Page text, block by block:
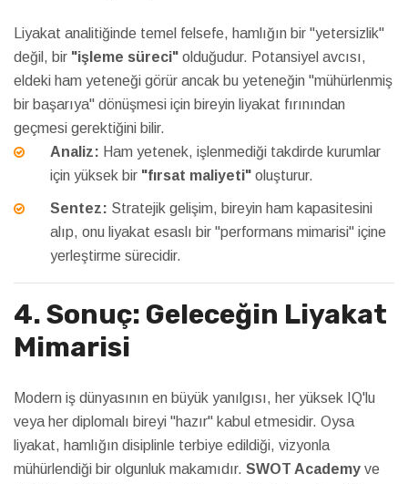
Liyakat analitiğinde temel felsefe, hamlığın bir "yetersizlik"
değil, bir "işleme süreci" olduğudur. Potansiyel avcısı,
eldeki ham yeteneği görür ancak bu yeteneğin "mühürlenmiş
bir başarıya" dönüşmesi için bireyin liyakat fırınından
geçmesi gerektiğini bilir.
Analiz: Ham yetenek, işlenmediği takdirde kurumlar
için yüksek bir "fırsat maliyeti" oluşturur.
Sentez: Stratejik gelişim, bireyin ham kapasitesini
alıp, onu liyakat esaslı bir "performans mimarisi" içine
yerleştirme sürecidir.
4. Sonuç: Geleceğin Liyakat
Mimarisi
Modern iş dünyasının en büyük yanılgısı, her yüksek IQ'lu
veya her diplomalı bireyi "hazır" kabul etmesidir. Oysa
liyakat, hamlığın disiplinle terbiye edildiği, vizyonla
mühürlendiği bir olgunluk makamıdır. SWOT Academy ve